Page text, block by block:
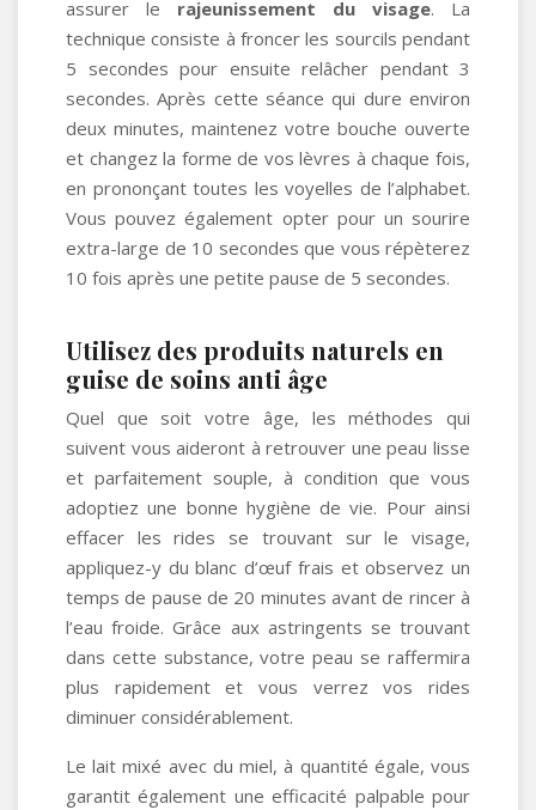
assurer le rajeunissement du visage. La
technique consiste à froncer les sourcils pendant
5 secondes pour ensuite relâcher pendant 3
secondes. Après cette séance qui dure environ
deux minutes, maintenez votre bouche ouverte
et changez la forme de vos lèvres à chaque fois,
en prononçant toutes les voyelles de l’alphabet.
Vous pouvez également opter pour un sourire
extra-large de 10 secondes que vous répèterez
10 fois après une petite pause de 5 secondes.
Utilisez des produits naturels en
guise de soins anti âge
Quel que soit votre âge, les méthodes qui
suivent vous aideront à retrouver une peau lisse
et parfaitement souple, à condition que vous
adoptiez une bonne hygiène de vie. Pour ainsi
effacer les rides se trouvant sur le visage,
appliquez-y du blanc d’œuf frais et observez un
temps de pause de 20 minutes avant de rincer à
l’eau froide. Grâce aux astringents se trouvant
dans cette substance, votre peau se raffermira
plus rapidement et vous verrez vos rides
diminuer considérablement.
Le lait mixé avec du miel, à quantité égale, vous
garantit également une efficacité palpable pour